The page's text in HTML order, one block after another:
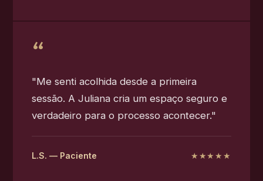
"Me senti acolhida desde a primeira
sessão. A Juliana cria um espaço seguro e
verdadeiro para o processo acontecer."
L.S. — Paciente ★★★★★